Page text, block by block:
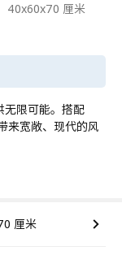
40x60x70 厘米
无限可能。搭配
来宽敞、现代的风
厘米